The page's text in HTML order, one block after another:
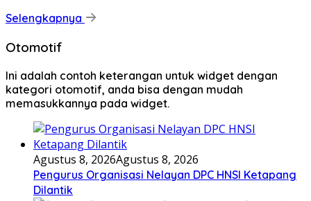
Selengkapnya
Otomotif
Ini adalah contoh keterangan untuk widget dengan
kategori otomotif, anda bisa dengan mudah
memasukkannya pada widget.
Agustus 8, 2026Agustus 8, 2026
Pengurus Organisasi Nelayan DPC HNSI Ketapang
Dilantik